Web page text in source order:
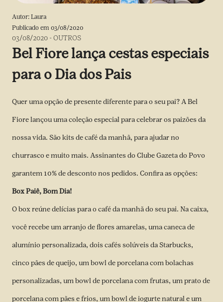
Autor: Laura
Publicado em 03/08/2020
03/08/2020 -OUTROS
Bel Fiore lança cestas especiais
para o Dia dos Pais
Quer uma opção de presente diferente para o seu pai? A Bel
Fiore lançou uma coleção especial para celebrar os paizões da
nossa vida. São kits de café da manhã, para ajudar no
churrasco e muito mais. Assinantes do Clube Gazeta do Povo
garantem 10% de desconto nos pedidos. Confira as opções:
Box Paiê, Bom Dia!
O box reúne delícias para o café da manhã do seu pai. Na caixa,
você recebe um arranjo de flores amarelas, uma caneca de
alumínio personalizada, dois cafés solúveis da Starbucks,
cinco pães de queijo, um bowl de porcelana com bolachas
personalizadas, um bowl de porcelana com frutas, um prato de
porcelana com pães e frios, um bowl de iogurte natural e um